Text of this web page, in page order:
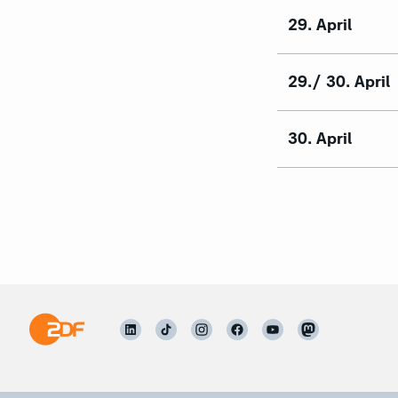
29. April
29./ 30. April
30. April